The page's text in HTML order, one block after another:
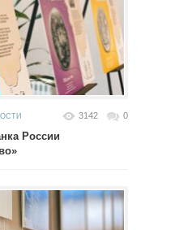
3142 0
России